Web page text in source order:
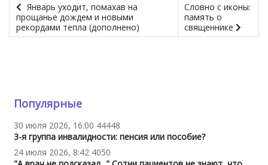
Январь уходит, помахав на
прощанье дождем и новыми
рекордами тепла (дополнено)
Словно с иконы:
память о
священнике
Популярные
30 июля 2026, 16:00 44448
3-я группа инвалидности: пенсия или пособие?
24 июля 2026, 8:42 4050